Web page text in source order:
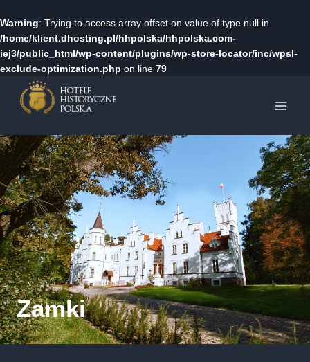
Warning: Trying to access array offset on value of type null in
/home/klient.dhosting.pl/hhpolska/hhpolska.com-
iej3/public_html/wp-content/plugins/wp-store-locator/inc/wpsl-
exclude-optimization.php on line 79
Przejdź
Zamki